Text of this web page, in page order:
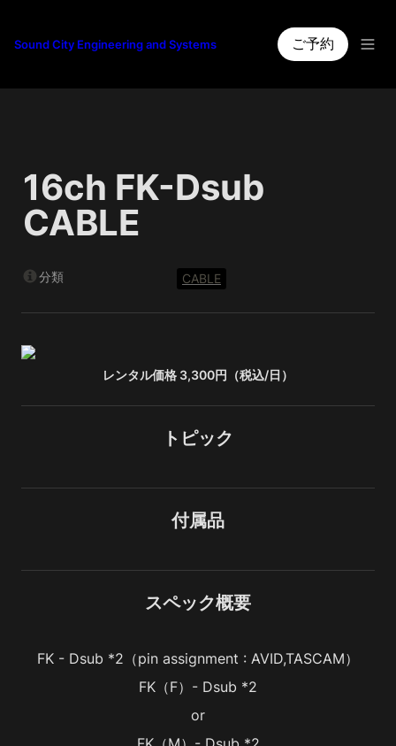
Sound City Engineering and Systems ご予約
16ch FK-Dsub
CABLE
分類 CABLE
レンタル価格 3,300円（税込/日）
トピック
付属品
スペック概要
FK - Dsub *2（pin assignment : AVID,TASCAM）
FK（F）- Dsub *2
or